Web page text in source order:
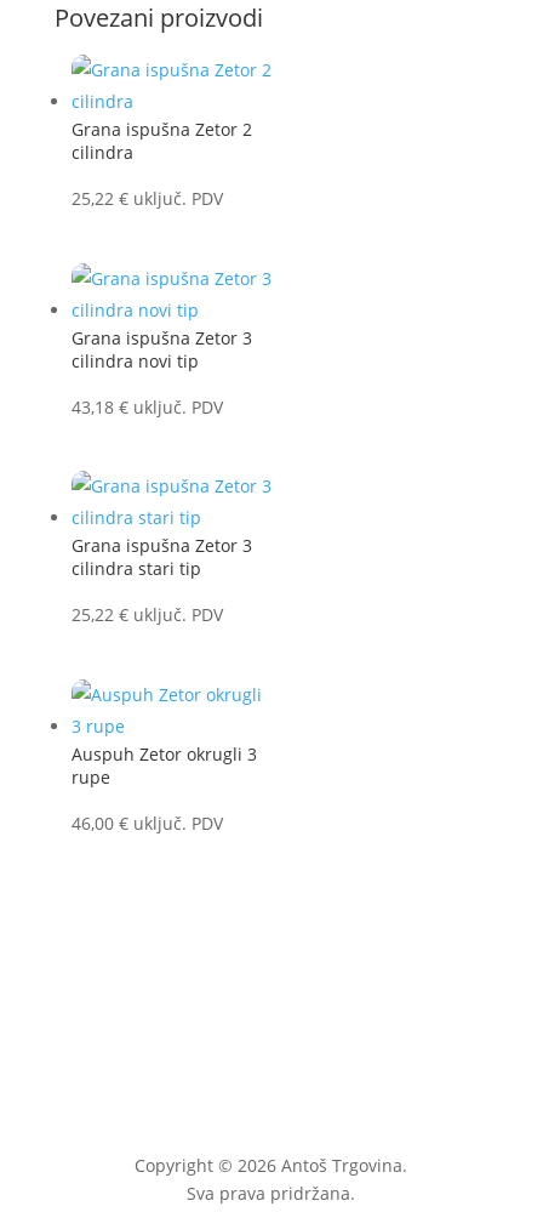
Povezani proizvodi
Grana ispušna Zetor 2
cilindra
25,22 € uključ. PDV
Grana ispušna Zetor 3
cilindra novi tip
43,18 € uključ. PDV
Grana ispušna Zetor 3
cilindra stari tip
25,22 € uključ. PDV
Auspuh Zetor okrugli 3
rupe
46,00 € uključ. PDV
Copyright © 2026 Antoš Trgovina.
Sva prava pridržana.